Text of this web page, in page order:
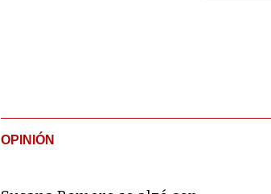
OPINIÓN